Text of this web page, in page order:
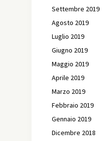
Settembre 2019
Agosto 2019
Luglio 2019
Giugno 2019
Maggio 2019
Aprile 2019
Marzo 2019
Febbraio 2019
Gennaio 2019
Dicembre 2018